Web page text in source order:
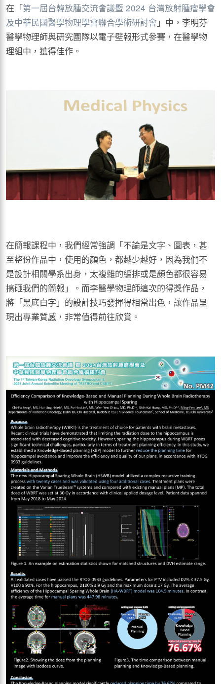
在「第一屆台韓放腫交流會議暨 2024 台灣放射腫瘤學會
及中華民國醫學物理學會聯合學術研討會 」中，李明芬
醫學物理師與研究團隊以電子壁報形式參賽，在醫學物
理組中，獲得佳作。
在簡報課程中，我們經常強調「不論是文字、圖表，甚
至整份作品中，使用的顏色，都越少越好，因為我們不
是設計相關學系出身，太複雜的編排或是顏色都很容易
搞砸我們的簡報」。而李醫學物理師這次的得獎作品，
將「黑底白字」的設計技巧發揮得相當出色，讓作品呈
現出專業質感，非常值得前往欣賞。